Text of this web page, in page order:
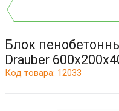
Блок
Drauber
Код товара: 12033